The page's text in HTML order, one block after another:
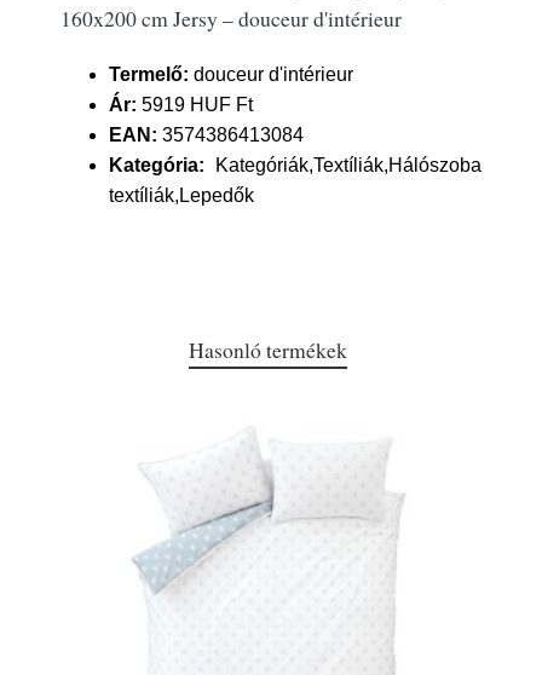
160x200 cm Jersy – douceur d'intérieur
Termelő: douceur d'intérieur
Ár: 5919 HUF Ft
EAN: 3574386413084
Kategória: Kategóriák,Textíliák,Hálószoba
textíliák,Lepedők
Hasonló termékek